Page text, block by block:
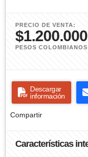
PRECIO DE VENTA:
PESOS COLOMBIANOS
Descargar
información
Compartir
Características